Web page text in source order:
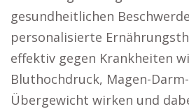
gesundheitlichen
personalisierte
effektiv gegen Krankheiten
Bluthochdruck, Magen-
Übergewicht wirken und